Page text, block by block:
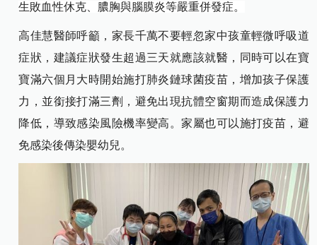
生敗血性休克、膿胸與腦膜炎等嚴重併發症。
高佳慧醫師呼籲，家長千萬不要輕忽家中孩童輕微呼吸道
症狀，建議症狀發生超過三天就應該就醫，同時可以在寶
寶滿六個月大時開始施打肺炎鏈球菌疫苗，增加孩子保護
力，並銜接打滿三劑，避免出現抗體空窗期而造成保護力
降低，導致感染風險機率變高。家屬也可以施打疫苗，避
免感染後傳染嬰幼兒。